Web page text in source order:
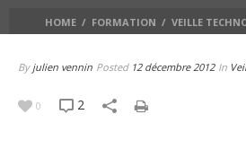
HOME / FORMATION / VEILLE
By julien vennin Posted 12 décembre 2012 In
0 2